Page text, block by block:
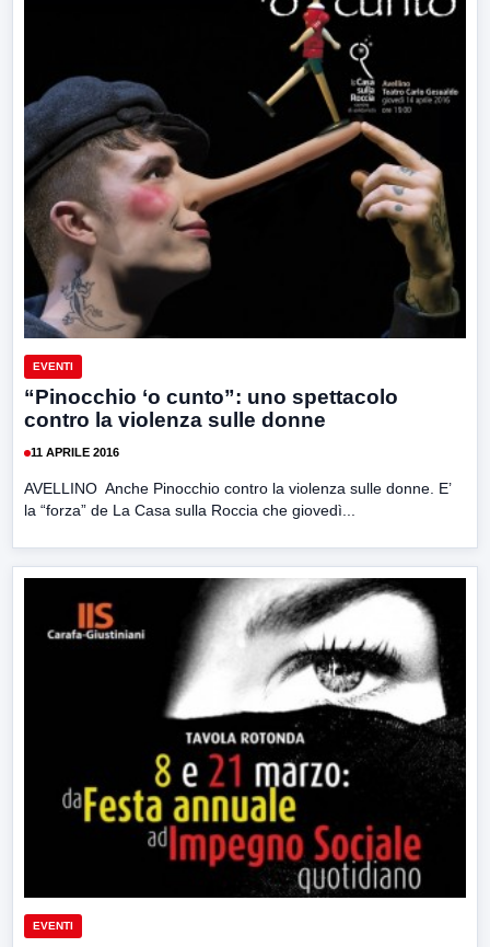
EVENTI
“Pinocchio ‘o cunto”: uno spettacolo
contro la violenza sulle donne
11 APRILE 2016
AVELLINO Anche Pinocchio contro la violenza sulle donne. E’
la “forza” de La Casa sulla Roccia che giovedì...
EVENTI